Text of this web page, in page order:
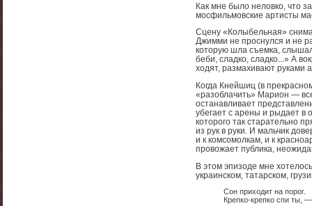
Как мне было неловко, что
мосфильмовские артисты
Сцену «Колыбельная»
Джимми не проснулся и не
которую шла съемка,
беби, сладко, сладко...» А
ходят, размахивают руками
Когда Кнейшиц (в
«разоблачить» Марион —
останавливает
убегает с арены и рыдает в
которого так старательно
из рук в руки. И мальчик
и к комсомолкам, и к
провожает публика,
В этом эпизоде мне
украинском, татарском,
Сон приходит на порог.
Крепко-крепко спи ты, —